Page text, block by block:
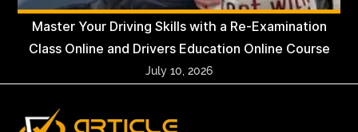
Master Your Driving Skills with a Re-Examination
Class Online and Drivers Education Online Course
July 10, 2026